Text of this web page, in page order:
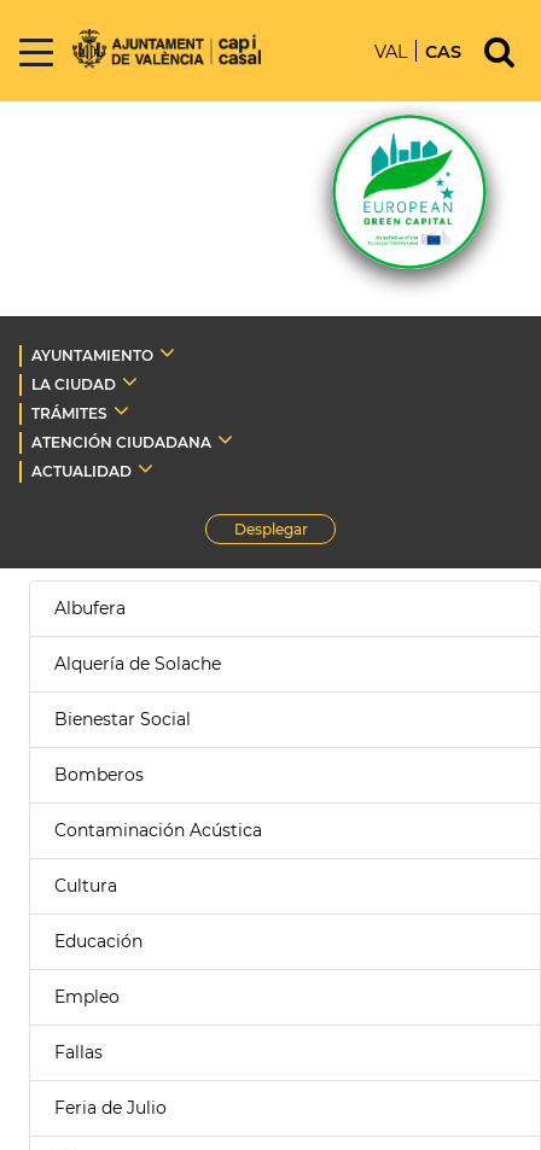
VAL CAS
AYUNTAMIENTO
LA CIUDAD
TRÁMITES
ATENCIÓN CIUDADANA
ACTUALIDAD
Desplegar
Albufera
Alquería de Solache
Bienestar Social
Bomberos
Contaminación Acústica
Cultura
Educación
Empleo
Fallas
Feria de Julio